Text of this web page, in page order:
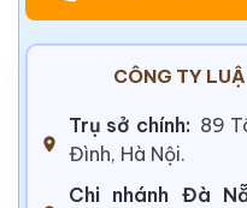
CÔNG TY
Trụ sở chính: 89
Đình, Hà Nội.
Chi nhánh Đà